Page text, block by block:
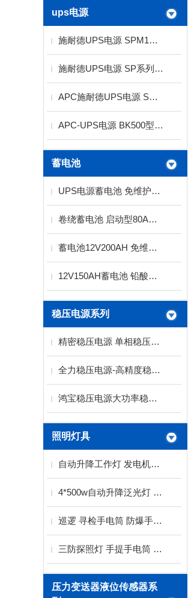
ups电源
施耐德UPS电源 SPM1K功率1KVA电压220V标机
施耐德UPS电源 SP系列1KVA标机 长机供应商
APC施耐德UPS电源 SP系列10KVA
APC-UPS电源 BK500型300W
蓄电池
UPS电源蓄电池 免维护蓄电池2V12V
卷绕蓄电池 启动型80AH螺旋卷绕技术
蓄电池12V200AH 免维护铅酸蓄电池厂家
12V150AH蓄电池 铅酸免维护蓄电池
稳压电源系列
精密稳压电源 单相稳压电源 三相稳压电源厂家
全力稳压电源-高精度稳压电源系列
鸿宝稳压电源大功率稳压电源SBW系列
照明灯具
自动升降工作灯 发电机泛光灯厂家
4*500w自动升降泛光灯 2KW发电机带工作灯
巡逻 寻检手电筒 防爆手电筒
三防探照灯 手提手电筒 LED探照灯
压力变送器液位传感器系